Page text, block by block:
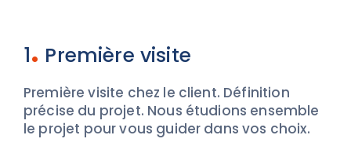
1. Première visite
Première visite chez le client. Définition
précise du projet. Nous étudions ensemble
le projet pour vous guider dans vos choix.